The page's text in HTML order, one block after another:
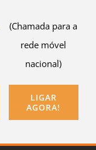
(Chamada para a
rede móvel
nacional)
LIGAR
AGORA!